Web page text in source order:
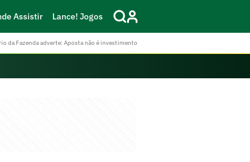
Assistir Lance! Jogos
da Fazenda adverte: Aposta não é investimento